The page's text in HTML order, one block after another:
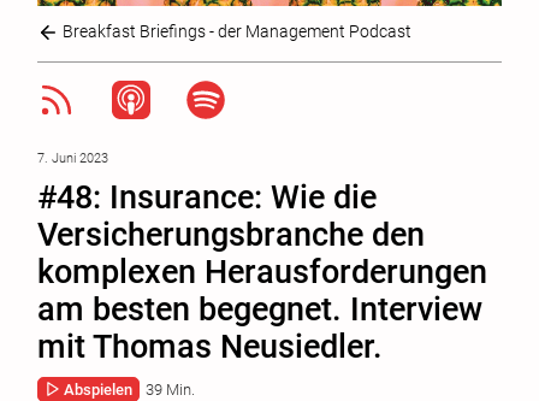
Breakfast Briefings - der Management Podcast
7. Juni 2023
#48: Insurance: Wie die
Versicherungsbranche den
komplexen Herausforderungen
am besten begegnet. Interview
mit Thomas Neusiedler.
Abspielen 39 Min.